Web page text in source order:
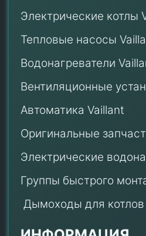
Электрические котлы
Тепловые насосы
Водонагреватели
Вентиляционные
Автоматика Vaillant
Оригинальные
Электрические
Группы быстрого
Дымоходы для котлов